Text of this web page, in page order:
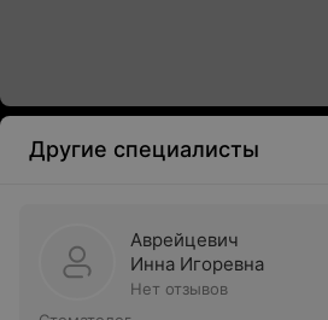
Другие специалисты
Аврейцевич
Инна Игоревна
Нет отзывов